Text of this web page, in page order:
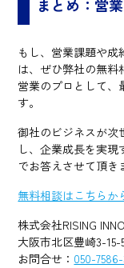
まとめ：営
もし、営業課題や
は、ぜひ弊社の無料
営業のプロとして、
す。
御社のビジネスが次
し、企業成長を実
でお答えさせて頂き
無料相談はこちらか
株式会社RISING
大阪市北区豊崎3-15-
お問合せ： 050-